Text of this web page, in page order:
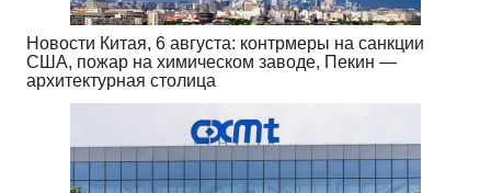
Новости Китая, 6 августа: контрмеры на санкции
США, пожар на химическом заводе, Пекин —
архитектурная столица